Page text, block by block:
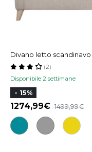
Divano letto
Disponibile 2 settimane
(2)
- 15%
1274,99 1499,99